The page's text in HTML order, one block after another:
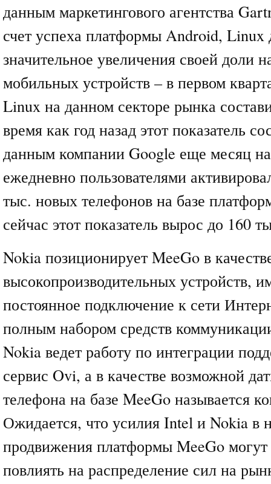
данным маркетингового агентства
счет успеха платформы Android, Linux
значительное увеличения своей доли
мобильных устройств – в первом
Linux на данном секторе рынка
время как год назад этот показатель
данным компании Google еще месяц
ежедневно пользователями
тыс. новых телефонов на базе
сейчас этот показатель вырос до 160
Nokia позиционирует MeeGo в
высокопроизводительных устройств,
постоянное подключение к сети
полным набором средств
Nokia ведет работу по интеграции
сервис Ovi, а в качестве возможной
телефона на базе MeeGo называется
Ожидается, что усилия Intel и Nokia в
продвижения платформы MeeGo могут
повлиять на распределение сил на